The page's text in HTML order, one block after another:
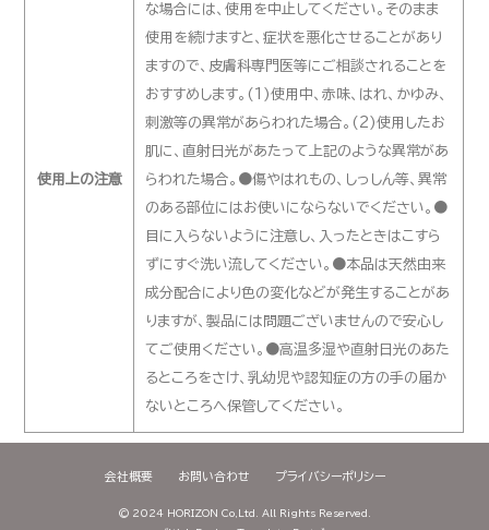
使用上の注意
な場合には、使用を中止してください。そのまま
使用を続けますと、症状を悪化させることがあり
ますので、皮膚科専門医等にご相談されることを
おすすめします。(1)使用中、赤味、はれ、かゆみ、
刺激等の異常があらわれた場合。(2)使用したお
肌に、直射日光があたって上記のような異常があ
らわれた場合。●傷やはれもの、しっしん等、異常
のある部位にはお使いにならないでください。●
目に入らないように注意し、入ったときはこすら
ずにすぐ洗い流してください。●本品は天然由来
成分配合により色の変化などが発生することがあ
りますが、製品には問題ございませんので安心し
てご使用ください。●高温多湿や直射日光のあた
るところをさけ、乳幼児や認知症の方の手の届か
ないところへ保管してください。
会社概要 お問い合わせ プライバシーポリシー
© 2024 HORIZON Co,Ltd.
All Rights Reserved.